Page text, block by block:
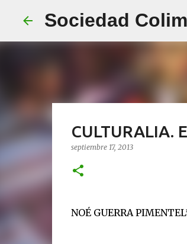
Sociedad
CULTURALIA.
septiembre 17, 2013
NOÉ GUERRA